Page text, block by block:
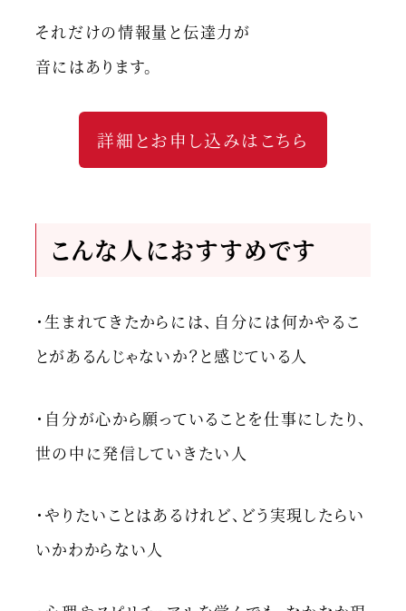
それだけの情報量と伝達力が
音にはあります。
詳細とお申し込みはこちら
こんな人におすすめです
・生まれてきたからには、自分には何かやるこ
とがあるんじゃないか？と感じている人
・自分が心から願っていることを仕事にしたり、
世の中に発信していきたい人
・やりたいことはあるけれど、どう実現したらい
いかわからない人